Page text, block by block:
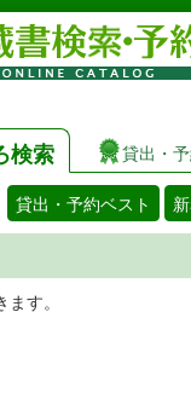
検索 貸出・
貸出・予約ベスト
ることがで